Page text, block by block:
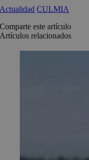
Actualidad CULMIA
Comparte este artículo
Artículos relacionados